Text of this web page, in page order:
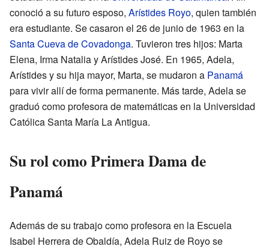
conoció a su futuro esposo, Arístides Royo, quien también
era estudiante. Se casaron el 26 de junio de 1963 en la
Santa Cueva de Covadonga. Tuvieron tres hijos: Marta
Elena, Irma Natalia y Arístides José. En 1965, Adela,
Arístides y su hija mayor, Marta, se mudaron a Panamá
para vivir allí de forma permanente. Más tarde, Adela se
graduó como profesora de matemáticas en la Universidad
Católica Santa María La Antigua.
Su rol como Primera Dama de
Panamá
Además de su trabajo como profesora en la Escuela
Isabel Herrera de Obaldía, Adela Ruiz de Royo se